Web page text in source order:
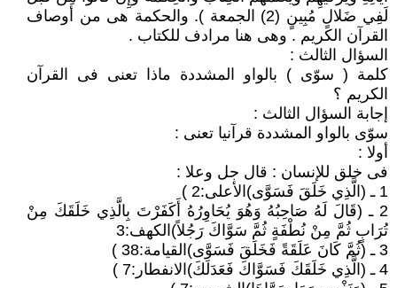
لَفِي ضَلالٍ مُبِينٍ (2) الجمعة ). والحكمة هى من أوصاف
القرآن الكريم . وهى هنا مرادف للكتاب .
السؤال الثالث :
كلمة ( سوّى ) بالواو المشددة ماذا تعنى فى القرآن
الكريم ؟
إجابة السؤال الثالث :
سوّى بالواو المشددة قرآنيا تعنى :
أولا :
فى خلق للإنسان : قال جل وعلا :
1 ـ (الَّذِي خَلَقَ فَسَوَّى)الأعلى:2 )
2 ـ (قَالَ لَهُ صَاحِبُهُ وَهُوَ يُحَاوِرُهُ أَكَفَرْتَ بِالَّذِي خَلَقَكَ مِنْ
تُرَابٍ ثُمَّ مِنْ نُطْفَةٍ ثُمَّ سَوَّاكَ رَجُلاً)الكهف:3
3 ـ (ثُمَّ كَانَ عَلَقَةً فَخَلَقَ فَسَوَّى)القيامة:38 )
4 ـ (الَّذِي خَلَقَكَ فَسَوَّاكَ فَعَدَلَكَ)الانفطار:7 )